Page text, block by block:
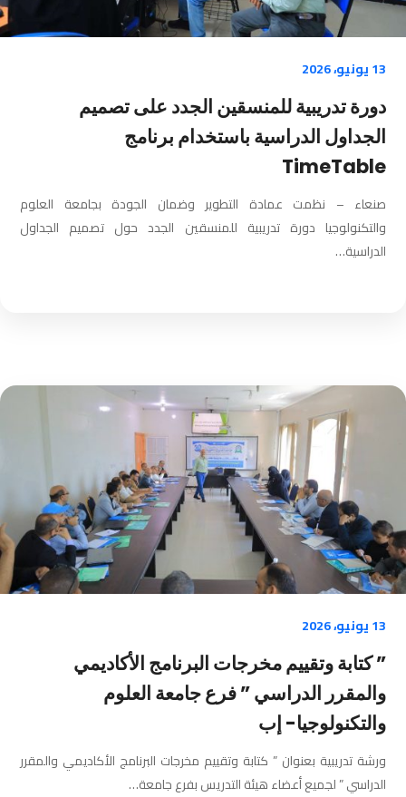
13 يونيو، 2026
دورة تدريبية للمنسقين الجدد على تصميم
الجداول الدراسية باستخدام برنامج
TimeTable
صنعاء – نظمت عمادة التطوير وضمان الجودة بجامعة العلوم
والتكنولوجيا دورة تدريبية للمنسقين الجدد حول تصميم الجداول
الدراسية…
13 يونيو، 2026
” كتابة وتقييم مخرجات البرنامج الأكاديمي
والمقرر الدراسي ” فرع جامعة العلوم
والتكنولوجيا- إب
ورشة تدريبية بعنوان ” كتابة وتقييم مخرجات البرنامج الأكاديمي والمقرر
الدراسي ” لجميع أعضاء هيئة التدريس بفرع جامعة…